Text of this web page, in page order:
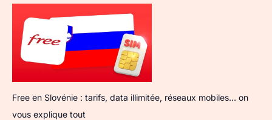
Free en Slovénie : tarifs, data illimitée, réseaux mobiles… on
vous explique tout